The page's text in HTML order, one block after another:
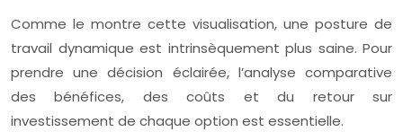
Comme le montre cette visualisation, une posture de
travail dynamique est intrinsèquement plus saine. Pour
prendre une décision éclairée, l’analyse comparative
des bénéfices, des coûts et du retour sur
investissement de chaque option est essentielle.